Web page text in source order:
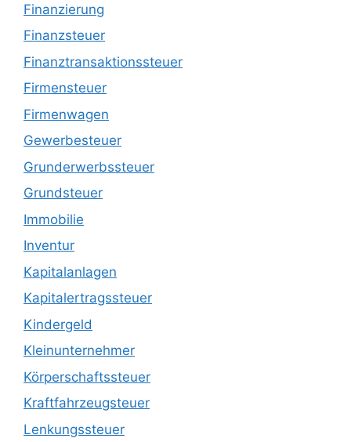
Finanzierung
Finanzsteuer
Finanztransaktionssteuer
Firmensteuer
Firmenwagen
Gewerbesteuer
Grunderwerbssteuer
Grundsteuer
Immobilie
Inventur
Kapitalanlagen
Kapitalertragssteuer
Kindergeld
Kleinunternehmer
Körperschaftssteuer
Kraftfahrzeugsteuer
Lenkungssteuer